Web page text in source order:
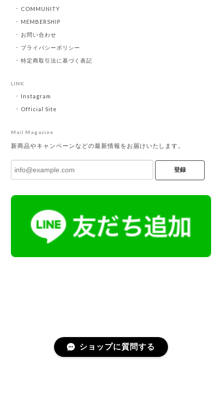
COMMUNITY
MEMBERSHIP
お問い合わせ
プライバシーポリシー
特定商取引法に基づく表記
LINK
Instagram
Official Site
Mail Magazine
新商品やキャンペーンなどの最新情報をお届けいたします。
登録
ショップに質問する